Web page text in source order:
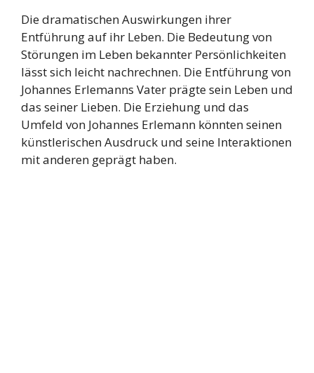
Die dramatischen Auswirkungen ihrer
Entführung auf ihr Leben. Die Bedeutung von
Störungen im Leben bekannter Persönlichkeiten
lässt sich leicht nachrechnen. Die Entführung von
Johannes Erlemanns Vater prägte sein Leben und
das seiner Lieben. Die Erziehung und das
Umfeld von Johannes Erlemann könnten seinen
künstlerischen Ausdruck und seine Interaktionen
mit anderen geprägt haben.